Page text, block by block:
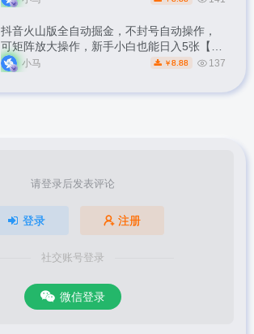
抖音火山版全自动掘金，不封号自动操作，
可矩阵放大操作，新手小白也能日入5张【揭
秘】小马 ￥ 8.88 137
请登录后发表评论
登录 注册
社交账号登录
微信登录